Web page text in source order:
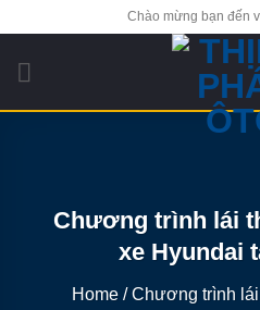
qua
nội
Chào mừng bạn đến
Chương trình lái
xe Hyundai
Home /Chương trình